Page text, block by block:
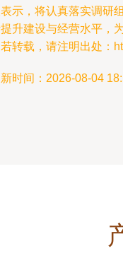
示，将认真落实调研
升建设与经营水平，
转载，请注明出处：
时间：2026-08-04